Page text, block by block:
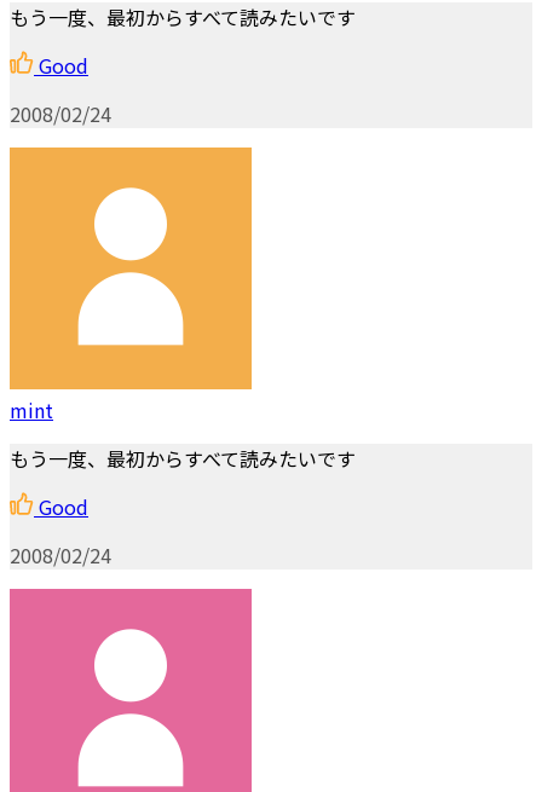
もう一度、最初からすべて読みたいです
Good
2008/02/24
mint
もう一度、最初からすべて読みたいです
Good
2008/02/24